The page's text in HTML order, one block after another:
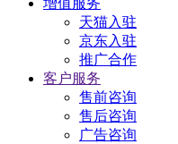
天猫入驻
京东入驻
推广合作
客户服务
售前咨询
售后咨询
广告咨询